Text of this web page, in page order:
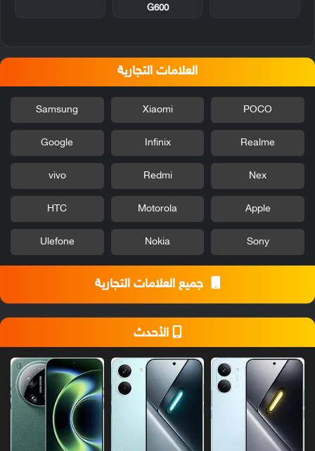
G600
العلامات التجارية
POCO
Xiaomi
Samsung
Realme
Infinix
Google
Nex
Redmi
vivo
Apple
Motorola
HTC
Sony
Nokia
Ulefone
جميع العلامات التجارية
الأحدث